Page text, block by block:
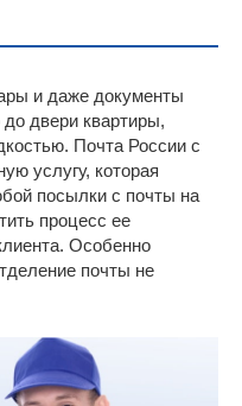
и даже документы
двери квартиры,
Почта России с
услугу, которая
посылки с почты на
процесс ее
Особенно
почты не